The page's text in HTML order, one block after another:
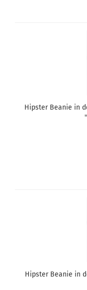
Hipster Beanie in
Hipster Beanie in